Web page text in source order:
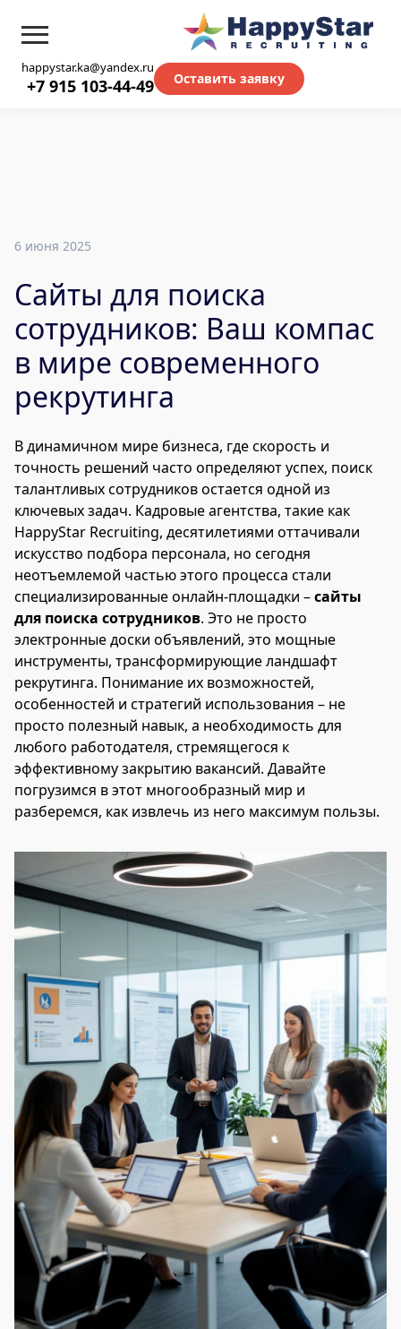
6 июня 2025
Сайты для поиска
сотрудников: Ваш компас
в мире современного
рекрутинга
В динамичном мире бизнеса, где скорость и
точность решений часто определяют успех, поиск
талантливых сотрудников остается одной из
ключевых задач. Кадровые агентства, такие как
HappyStar Recruiting, десятилетиями оттачивали
искусство подбора персонала, но сегодня
неотъемлемой частью этого процесса стали
специализированные онлайн-площадки –сайты
для поиска сотрудников. Это не просто
электронные доски объявлений, это мощные
инструменты, трансформирующие ландшафт
рекрутинга. Понимание их возможностей,
особенностей и стратегий использования – не
просто полезный навык, а необходимость для
любого работодателя, стремящегося к
эффективному закрытию вакансий. Давайте
погрузимся в этот многообразный мир и
разберемся, как извлечь из него максимум пользы.
happystar.ka@yandex.ru
+7 915 103-44-49 Оставить заявку